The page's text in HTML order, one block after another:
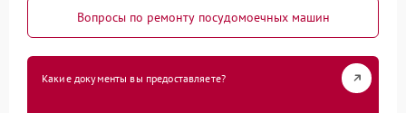
Вопросы по ремонту посудомоечных машин
Какие документы вы предоставляете?